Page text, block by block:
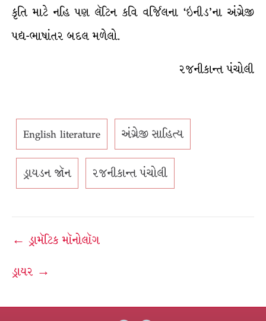
કૃતિ માટે નહિ પણ લૅટિન કવિ વર્જિલના ‘ઇનીડ’ના અંગ્રેજી
પદ્ય-ભાષાંતર બદલ મળેલો.
રજનીકાન્ત પંચોલી
English literature અંગ્રેજી સાહિત્ય
ડ્રાયડન જૉન રજનીકાન્ત પંચોલી
Post
navigation
← ડ્રામૅટિક મૉનોલૉગ
ડ્રાયર →